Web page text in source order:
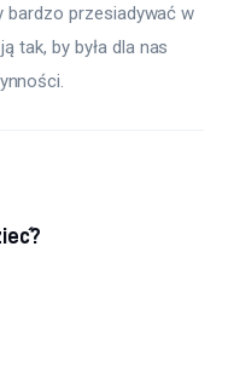
bardzo przesiadywać w
tak, by była dla nas